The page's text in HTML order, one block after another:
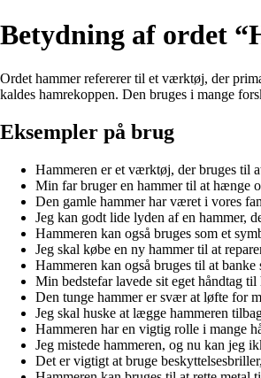
Betydning af ordet
Ordet hammer refererer til et værktøj, der
kaldes hamrekoppen. Den bruges i mange
Eksempler på brug
Hammeren er et værktøj, der bruges til
Min far bruger en hammer til at hænge
Den gamle hammer har været i vores
Jeg kan godt lide lyden af en hammer,
Hammeren kan også bruges som et
Jeg skal købe en ny hammer til at
Hammeren kan også bruges til at
Min bedstefar lavede sit eget håndtag til
Den tunge hammer er svær at løfte for
Jeg skal huske at lægge hammeren
Hammeren har en vigtig rolle i mange
Jeg mistede hammeren, og nu kan jeg
Det er vigtigt at bruge